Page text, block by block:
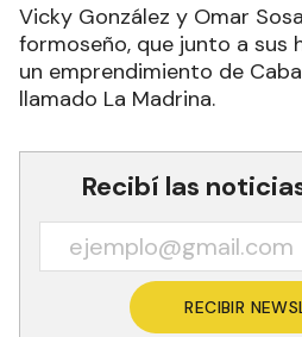
Vicky González y Omar
formoseño, que junto a sus
un emprendimiento de
llamado La Madrina.
Recibí las
RECIBIR